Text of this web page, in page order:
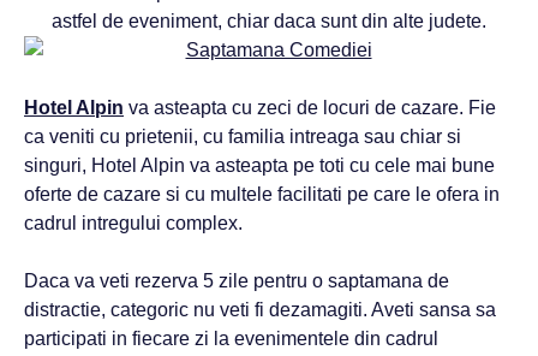
astfel de eveniment, chiar daca sunt din alte judete.
Hotel Alpin va asteapta cu zeci de locuri de cazare. Fie
ca veniti cu prietenii, cu familia intreaga sau chiar si
singuri, Hotel Alpin va asteapta pe toti cu cele mai bune
oferte de cazare si cu multele facilitati pe care le ofera in
cadrul intregului complex.
Daca va veti rezerva 5 zile pentru o saptamana de
distractie, categoric nu veti fi dezamagiti. Aveti sansa sa
participati in fiecare zi la evenimentele din cadrul